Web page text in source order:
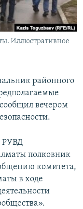
Иллюстративное
районного
вечером
РУВД
полковник
комитета,
в ходе